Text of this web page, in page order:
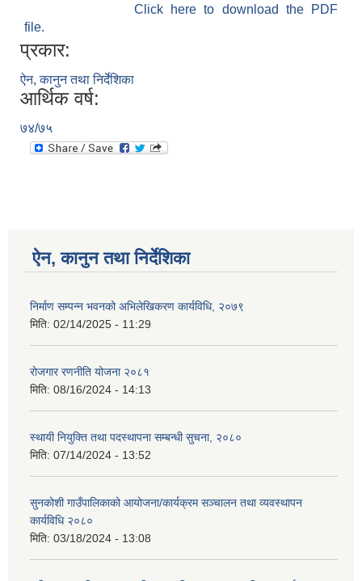
Click here to download the PDF
file.
प्रकार:
ऐन, कानुन तथा निर्देशिका
आर्थिक वर्ष:
७४/७५
ऐन, कानुन तथा निर्देशिका
निर्माण सम्पन्न भवनको अभिलेखिकरण कार्यविधि, २०७९
मिति: 02/14/2025 - 11:29
रोजगार रणनीति योजना २०८१
मिति: 08/16/2024 - 14:13
स्थायी नियुक्ति तथा पदस्थापना सम्बन्धी सुचना, २०८०
मिति: 07/14/2024 - 13:52
सुनकोशी गाउँपालिकाको आयोजना/कार्यक्रम सञ्चालन तथा व्यवस्थापन
कार्यविधि २०८०
मिति: 03/18/2024 - 13:08